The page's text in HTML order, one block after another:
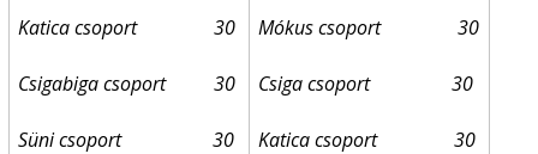
Katica csoport 30
Csigabiga csoport 30
Süni csoport 30
Mókus csoport 30
Csiga csoport 30
Katica csoport 30